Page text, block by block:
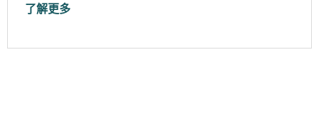
了解更多